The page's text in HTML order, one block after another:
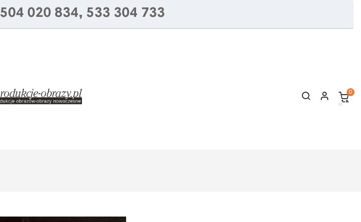
504 020 834, 533 304 733
0